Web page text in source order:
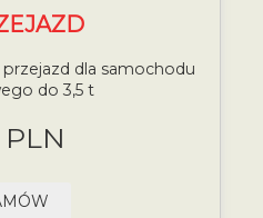
przejazd dla samochodu
do 3,5 t